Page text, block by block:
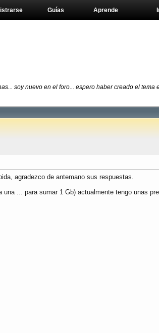
Aprende
Guías
soy nuevo en el foro... espero haber creado el
agradezco de antemano sus respuestas.
una ... para sumar 1 Gb) actualmente tengo unas